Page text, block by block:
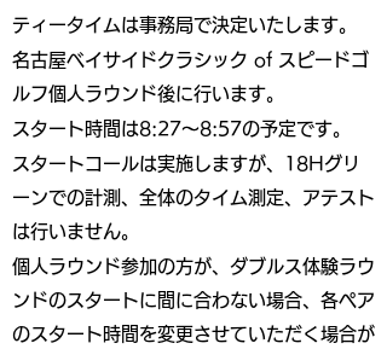
ティータイムは事務局で決定いたします。
名古屋ベイサイドクラシック of スピードゴ
ルフ個人ラウンド後に行います。
スタート時間は8:27〜8:57の予定です。
スタートコールは実施しますが、18Hグリ
ーンでの計測、全体のタイム測定、アテスト
は行いません。
個人ラウンド参加の方が、ダブルス体験ラウ
ンドのスタートに間に合わない場合、各ペア
のスタート時間を変更させていただく場合が